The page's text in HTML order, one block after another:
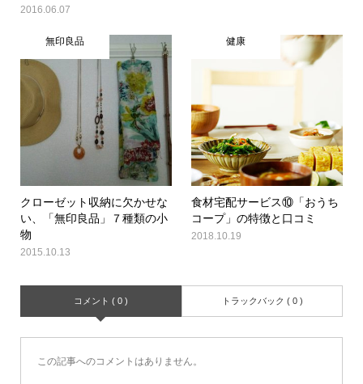
2016.06.07
無印良品
クローゼット収納に欠かせな
い、「無印良品」７種類の小
物
2015.10.13
健康
食材宅配サービス⑩「おうち
コープ」の特徴と口コミ
2018.10.19
コメント ( 0 ) トラックバック ( 0 )
この記事へのコメントはありません。